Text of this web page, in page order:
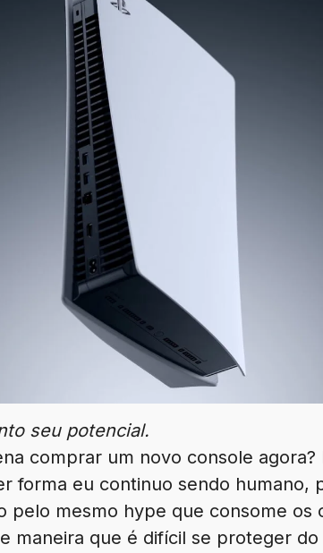
seu potencial.
comprar um novo console
forma eu continuo sendo humano,
pelo mesmo hype que consome os
maneira que é difícil se proteger